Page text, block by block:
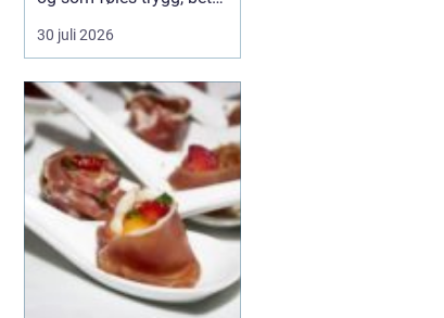
mye for de fleste. Mange
ønsker kort ventetid,
tannleger som faktisk tar
seg tid til å lytte. I
Kolbo...
30 juli 2026